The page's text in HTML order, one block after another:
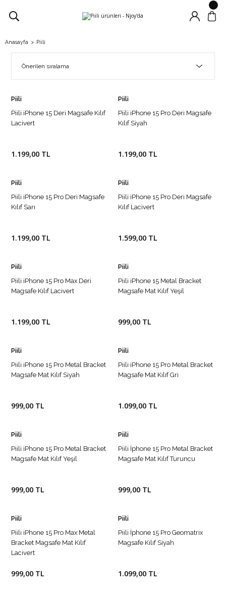
Anasayfa Piili
Piili
Piili iPhone 15 Deri Magsafe Kılıf
Lacivert
1.199,00 TL
Piili
Piili iPhone 15 Pro Deri Magsafe
Kılıf Siyah
1.199,00 TL
Piili
Piili iPhone 15 Pro Deri Magsafe
Kılıf Sarı
1.199,00 TL
Piili
Piili iPhone 15 Pro Deri Magsafe
Kılıf Lacivert
1.599,00 TL
Piili
Piili iPhone 15 Pro Max Deri
Magsafe Kılıf Lacivert
1.199,00 TL
Piili
Piili iPhone 15 Metal Bracket
Magsafe Mat Kılıf Yeşil
999,00 TL
Piili
Piili iPhone 15 Pro Metal Bracket
Magsafe Mat Kılıf Siyah
999,00 TL
Piili
Piili iPhone 15 Pro Metal Bracket
Magsafe Mat Kılıf Gri
1.099,00 TL
Piili
Piili iPhone 15 Pro Metal Bracket
Magsafe Mat Kılıf Yeşil
999,00 TL
Piili
Piili İphone 15 Pro Metal Bracket
Magsafe Mat Kılıf Turuncu
999,00 TL
Piili
Piili iPhone 15 Pro Max Metal
Bracket Magsafe Mat Kılıf
Lacivert
999,00 TL
Piili
Piili İphone 15 Pro Geomatrix
Magsafe Kılıf Siyah
1.099,00 TL